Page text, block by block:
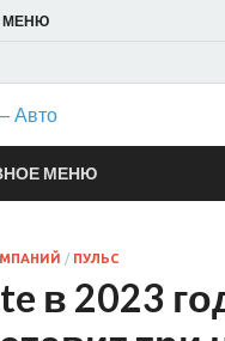
МЕНЮ
Авто
МЕНЮ
/ ПУЛЬС
в 2023